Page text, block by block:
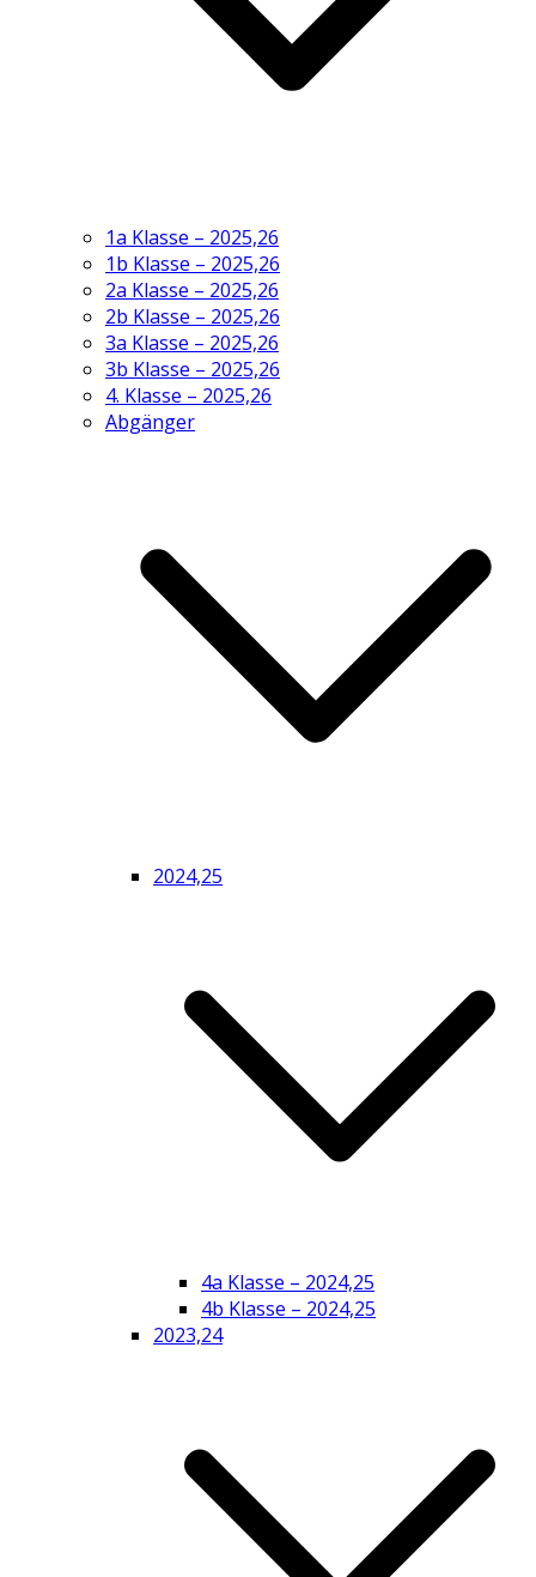
1a Klasse – 2025,26
1b Klasse – 2025,26
2a Klasse – 2025,26
2b Klasse – 2025,26
3a Klasse – 2025,26
3b Klasse – 2025,26
4. Klasse – 2025,26
Abgänger
2024,25
4a Klasse – 2024,25
4b Klasse – 2024,25
2023,24